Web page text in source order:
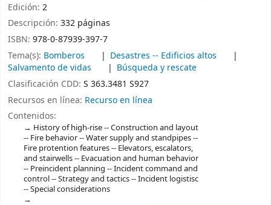
Edición: 2
Descripción: 332 páginas
ISBN: 978-0-87939-397-7
Tema(s): Bomberos
Desastres -- Edificios altos
Salvamento de vidas
Búsqueda y rescate
Clasificación CDD: S 363.3481 S927
Recursos en línea: Recurso en línea
Contenidos:
History of high-rise -- Construction and layout
-- Fire behavior -- Water supply and standpipes --
Fire protention features -- Elevators, escalators,
and stairwells -- Evacuation and human behavior
-- Preincident planning -- Incident command and
control -- Strategy and tactics -- Incident logistisc
-- Special considerations